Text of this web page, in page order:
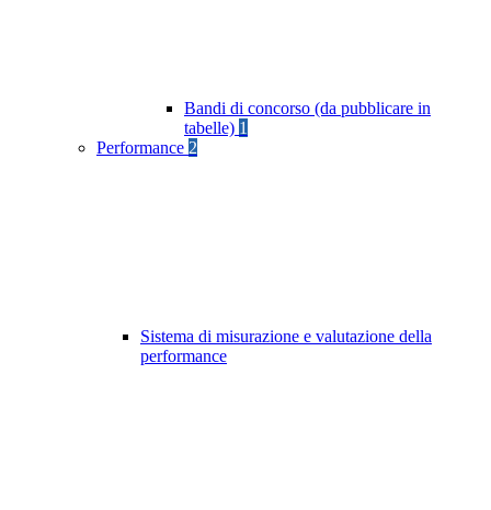
Bandi di concorso (da pubblicare in
tabelle) 1
Performance 2
Sistema di misurazione e valutazione della
performance